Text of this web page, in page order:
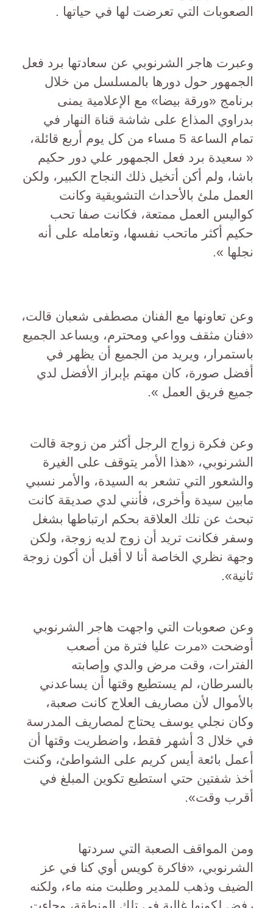
الصعوبات التي تعرضت لها في حياتها .
وعبرت هاجر الشرنوبي عن سعادتها برد فعل
الجمهور حول دورها بالمسلسل من خلال
برنامج «ورقة بيضا» مع الإعلامية يمنى
بدراوي المذاع على شاشة قناة النهار في
تمام الساعة 5 مساء من كل يوم أربع قائلة،
« سعيدة برد فعل الجمهور علي دور حكيم
باشا، ولم أكن أتخيل ذلك النجاح الكبير، ولكن
العمل ملئ بالأحداث التشويقية وكانت
كواليس العمل ممتعة، فكانت صفا تحب
حكيم أكثر ماتحب نفسها، وتعامله على أنه
نجلها ».
وعن تعاونها مع الفنان مصطفى شعبان قالت،
«فنان مثقف وواعي ومحترم، ويساعد الجميع
باستمرار، ويريد من الجميع أن يظهر في
أفضل صورة، كان مهتم بإبراز الأفضل لدي
جميع فريق العمل ».
وعن فكرة زواج الرجل أكثر من زوجة قالت
الشرنوبي، «هذا الأمر يتوقف على الغيرة
والشعور التي تشعر به السيدة، والأمر نسبي
مابين سيدة وأخرى، فأنني لدي صديقة كانت
تبحث عن تلك العلاقة بحكم ارتباطها بشغل
وسفر فكانت تريد أن زوج لديه زوجة، ولكن
وجهة نظري الخاصة أنا لا أقبل أن أكون زوجة
ثانية».
وعن صعوبات التي واجهت هاجر الشرنوبي
أوضحت «مرت عليا فترة من أصعب
الفترات، وقت مرض والدي وإصابته
بالسرطان، لم يستطيع وقتها أن يساعدني
بالأموال لأن مصاريف العلاج كانت صعبة،
وكان نجلي يوسف يحتاج لمصاريف المدرسة
في خلال 3 أشهر فقط، واضطريت وقتها أن
أعمل بائعة أيس كريم على الشواطئ، وكنت
أخذ شفتين حتي استطيع تكوين المبلغ في
أقرب وقت».
ومن المواقف الصعبة التي سردتها
الشرنوبي، «فاكرة كويس أوي كنا في عز
الضيف وذهب للمدير وطلبت منه ماء، ولكنه
رفض لكونها غالية في تلك المنطقة، وجاءت